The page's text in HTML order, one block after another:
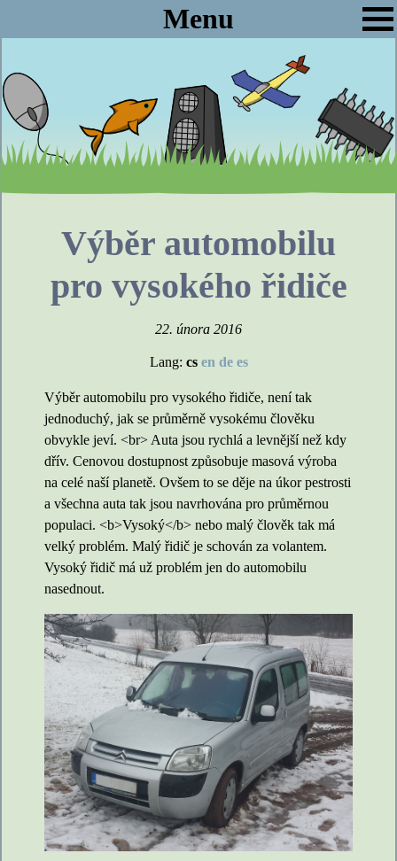
Menu
Výběr automobilu
pro vysokého řidiče
22. února 2016
Lang: cs en de es
Výběr automobilu pro vysokého řidiče, není tak
jednoduchý, jak se průměrně vysokému člověku
obvykle jeví. <br> Auta jsou rychlá a levnější než kdy
dřív. Cenovou dostupnost způsobuje masová výroba
na celé naší planetě. Ovšem to se děje na úkor pestrosti
a všechna auta tak jsou navrhována pro průměrnou
populaci. <b>Vysoký</b> nebo malý člověk tak má
velký problém. Malý řidič je schován za volantem.
Vysoký řidič má už problém jen do automobilu
nasednout.